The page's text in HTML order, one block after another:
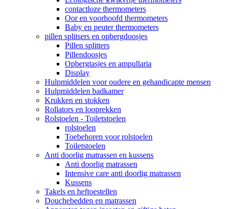
contactloze thermometers
Oor en voorhoofd thermometers
Baby en peuter thermometers
pillen splitsers en opbergdoosjes
Pillen splitters
Pillendoosjes
Opbergtasjes en ampullaria
Display
Hulpmiddelen voor oudere en gehandicapte mensen
Hulpmiddelen badkamer
Krukken en stokken
Rollators en looprekken
Rolstoelen - Toiletstoelen
rolstoelen
Toebehoren voor rolstoelen
Toiletstoelen
Anti doorlig matrassen en kussens
Anti doorlig matrassen
Intensive care anti doorlig matrassen
Kussens
Takels en heftoestellen
Douchebedden en matrassen